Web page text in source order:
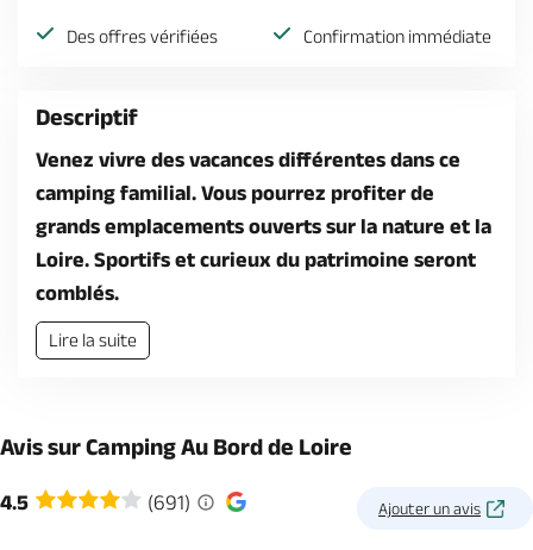
Des offres vérifiées Confirmation immédiate
Descriptif
Venez vivre des vacances différentes dans ce
camping familial. Vous pourrez profiter de
grands emplacements ouverts sur la nature et la
Loire. Sportifs et curieux du patrimoine seront
comblés.
Lire la suite
Avis sur Camping Au Bord de Loire
4.5 (691) Ajouter un avis